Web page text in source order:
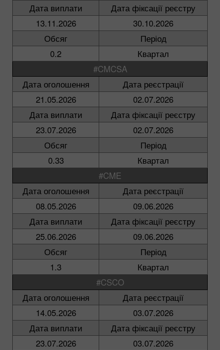
Дата виплати
Дата фіксації реєстру
13.11.2026
30.10.2026
Обсяг
Період
0.2
Квартал
#CMCSA
Дата оголошення
Дата реєстрації
21.05.2026
02.07.2026
Дата виплати
Дата фіксації реєстру
23.07.2026
02.07.2026
Обсяг
Період
0.33
Квартал
#CME
Дата оголошення
Дата реєстрації
08.05.2026
09.06.2026
Дата виплати
Дата фіксації реєстру
25.06.2026
09.06.2026
Обсяг
Період
1.3
Квартал
#CSCO
Дата оголошення
Дата реєстрації
14.05.2026
03.07.2026
Дата виплати
Дата фіксації реєстру
23.07.2026
03.07.2026